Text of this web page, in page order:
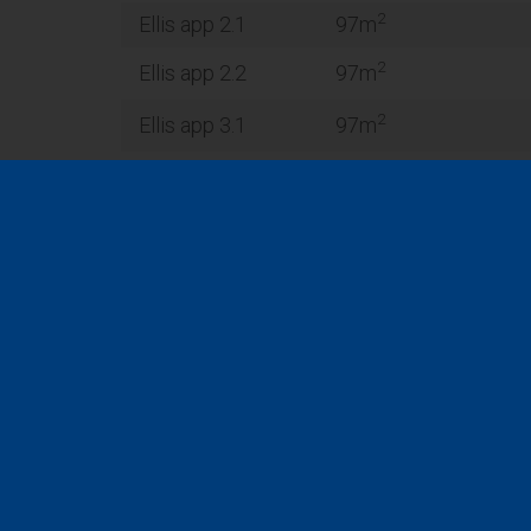
Ellis app 2.1
97m
Ellis app 2.2
97m 2
Ellis app 3.1 97m